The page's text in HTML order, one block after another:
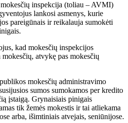
inspekcija (toliau – AVMI)
lankosi asmenys, kurie
pareigūnais ir reikalauja sumokėti
kad mokesčių inspekcijos
atvykę pas mokesčių
mokesčių administravimo
sumos sumokamos per kredito
įstaigą. Grynaisiais pinigais
tik žemės mokestis ir tai atliekama
arba, išimtiniais atvejais, seniūnijose.